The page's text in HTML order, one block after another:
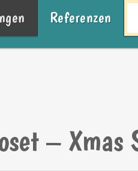
Referenzen
– Xmas